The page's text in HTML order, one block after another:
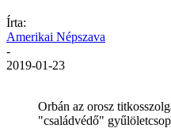
Írta:
Amerikai Népszava
-
2019-01-23
Orbán az orosz
"családvédő"